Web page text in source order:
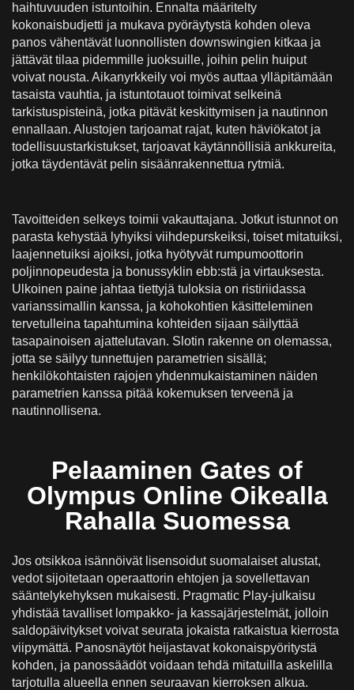
haihtuvuuden istuntoihin. Ennalta määritelty
kokonaisbudjetti ja mukava pyöräytystä kohden oleva
panos vähentävät luonnollisten downswingien kitkaa ja
jättävät tilaa pidemmille juoksuille, joihin pelin huiput
voivat nousta. Aikanyrkkeily voi myös auttaa ylläpitämään
tasaista vauhtia, ja istuntotauot toimivat selkeinä
tarkistuspisteinä, jotka pitävät keskittymisen ja nautinnon
ennallaan. Alustojen tarjoamat rajat, kuten häviökatot ja
todellisuustarkistukset, tarjoavat käytännöllisiä ankkureita,
jotka täydentävät pelin sisäänrakennettua rytmiä.
Tavoitteiden selkeys toimii vakauttajana. Jotkut istunnot on
parasta kehystää lyhyiksi viihdepurskeiksi, toiset mitatuiksi,
laajennetuiksi ajoiksi, jotka hyötyvät rumpumoottorin
poljinnopeudesta ja bonussyklin ebb:stä ja virtauksesta.
Ulkoinen paine jahtaa tiettyjä tuloksia on ristiriidassa
varianssimallin kanssa, ja kohokohtien käsitteleminen
tervetulleina tapahtumina kohteiden sijaan säilyttää
tasapainoisen ajattelutavan. Slotin rakenne on olemassa,
jotta se säilyy tunnettujen parametrien sisällä;
henkilökohtaisten rajojen yhdenmukaistaminen näiden
parametrien kanssa pitää kokemuksen terveenä ja
nautinnollisena.
Pelaaminen Gates of
Olympus Online Oikealla
Rahalla Suomessa
Jos otsikkoa isännöivät lisensoidut suomalaiset alustat,
vedot sijoitetaan operaattorin ehtojen ja sovellettavan
sääntelykehyksen mukaisesti. Pragmatic Play-julkaisu
yhdistää tavalliset lompakko- ja kassajärjestelmät, jolloin
saldopäivitykset voivat seurata jokaista ratkaistua kierrosta
viipymättä. Panosnäytöt heijastavat kokonaispyöritystä
kohden, ja panossäädöt voidaan tehdä mitatuilla askelilla
tarjotulla alueella ennen seuraavan kierroksen alkua.